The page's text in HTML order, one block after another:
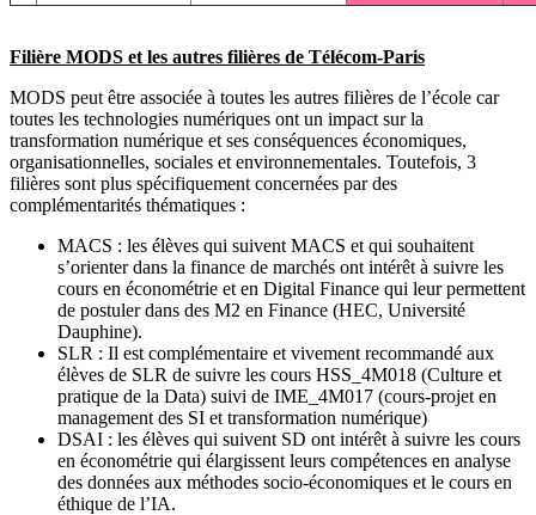
Filière MODS et les autres filières de Télécom-Paris
MODS peut être associée à toutes les autres filières de l’école car
toutes les technologies numériques ont un impact sur la
transformation numérique et ses conséquences économiques,
organisationnelles, sociales et environnementales. Toutefois, 3
filières sont plus spécifiquement concernées par des
complémentarités thématiques :
MACS : les élèves qui suivent MACS et qui souhaitent
s’orienter dans la finance de marchés ont intérêt à suivre les
cours en économétrie et en Digital Finance qui leur permettent
de postuler dans des M2 en Finance (HEC, Université
Dauphine).
SLR : Il est complémentaire et vivement recommandé aux
élèves de SLR de suivre les cours HSS_4M018 (Culture et
pratique de la Data) suivi de IME_4M017 (cours-projet en
management des SI et transformation numérique)
DSAI : les élèves qui suivent SD ont intérêt à suivre les cours
en économétrie qui élargissent leurs compétences en analyse
des données aux méthodes socio-économiques et le cours en
éthique de l’IA.